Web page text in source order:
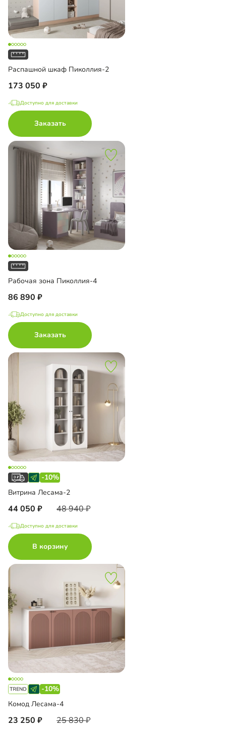
Распашной шкаф Пиколлия-2
173 050
Доступно для доставки
Заказать
Рабочая зона Пиколлия-4
86 890
Доступно для доставки
Заказать
-10%
Витрина Лесама-2
44 050 48 940
Доступно для доставки
В корзину
-10%
Комод Лесама-4
23 250 25 830